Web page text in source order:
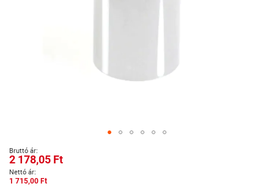
Ugrás
a
képgaléria
elejére
2 178,05 Ft
1 715,00 Ft